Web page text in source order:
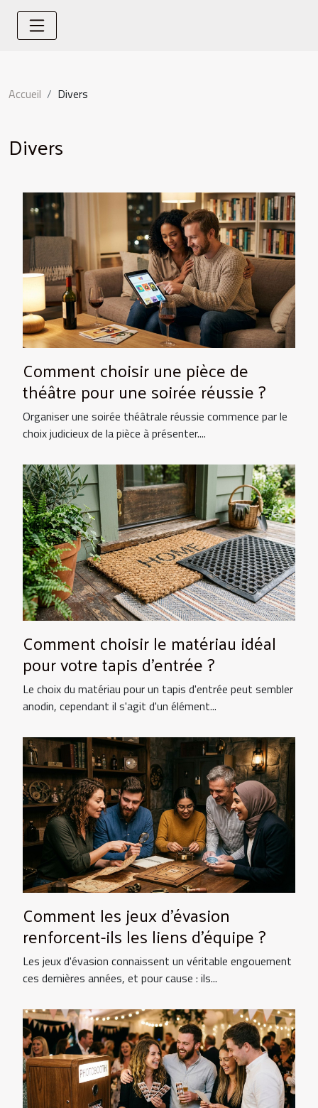
Accueil Divers
Divers
Comment choisir une pièce de
théâtre pour une soirée réussie ?
Organiser une soirée théâtrale réussie commence par le
choix judicieux de la pièce à présenter....
Comment choisir le matériau idéal
pour votre tapis d'entrée ?
Le choix du matériau pour un tapis d'entrée peut sembler
anodin, cependant il s'agit d'un élément...
Comment les jeux d'évasion
renforcent-ils les liens d'équipe ?
Les jeux d'évasion connaissent un véritable engouement
ces dernières années, et pour cause : ils...